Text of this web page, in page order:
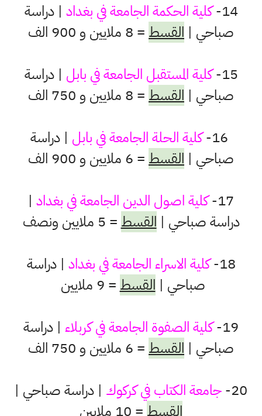
14- كلية الحكمة الجامعة في بغداد | دراسة
صباحي | القسط = 8 ملايين و 900 الف
15- كلية المستقبل الجامعة في بابل | دراسة
صباحي | القسط = 8 ملايين و 750 الف
كلية الحلة الجامعة في بابل | دراسة
صباحي | القسط = 6 ملايين و 900 الف
17- كلية اصول الدين الجامعة في بغداد |
دراسة صباحي | القسط = 5 ملايين ونصف
18- كلية الاسراء الجامعة في بغداد | دراسة
صباحي | القسط = 9 ملايين
19- كلية الصفوة الجامعة في كربلاء | دراسة
صباحي | القسط = 6 ملايين و 750 الف
20- جامعة الكتاب في كركوك | دراسة صباحي |
القسط = 10 ملايين